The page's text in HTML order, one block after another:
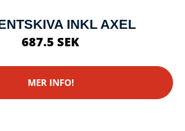
INKL AXEL
687.5 SEK
MER INFO!